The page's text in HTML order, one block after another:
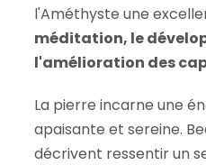
l'Améthyste une
méditation, le
l'amélioration des
La pierre incarne une
apaisante et sereine.
décrivent ressentir un